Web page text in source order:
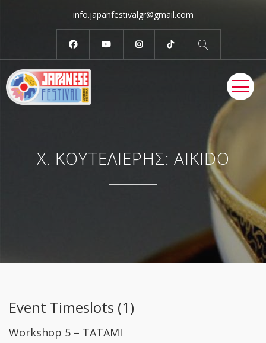
info.japanfestivalgr@gmail.com
X. ΚΟΥΤΕΛΙΕΡΗΣ: AIKIDO
Event Timeslots (1)
Workshop 5 – TATAMI